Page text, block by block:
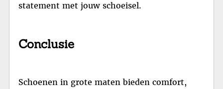
statement met jouw schoeisel.
Conclusie
Schoenen in grote maten bieden comfort,